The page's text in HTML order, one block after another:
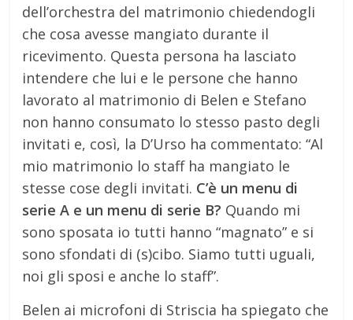
dell’orchestra del matrimonio chiedendogli
che cosa avesse mangiato durante il
ricevimento. Questa persona ha lasciato
intendere che lui e le persone che hanno
lavorato al matrimonio di Belen e Stefano
non hanno consumato lo stesso pasto degli
invitati e, così, la D’Urso ha commentato: “Al
mio matrimonio lo staff ha mangiato le
stesse cose degli invitati. C’è un menu di
serie A e un menu di serie B? Quando mi
sono sposata io tutti hanno “magnato” e si
sono sfondati di (s)cibo. Siamo tutti uguali,
noi gli sposi e anche lo staff”.
Belen ai microfoni di Striscia ha spiegato che